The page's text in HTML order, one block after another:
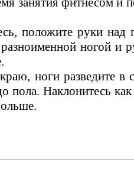
положите руки над
ногой и
ноги разведите в
пола. Наклонитесь